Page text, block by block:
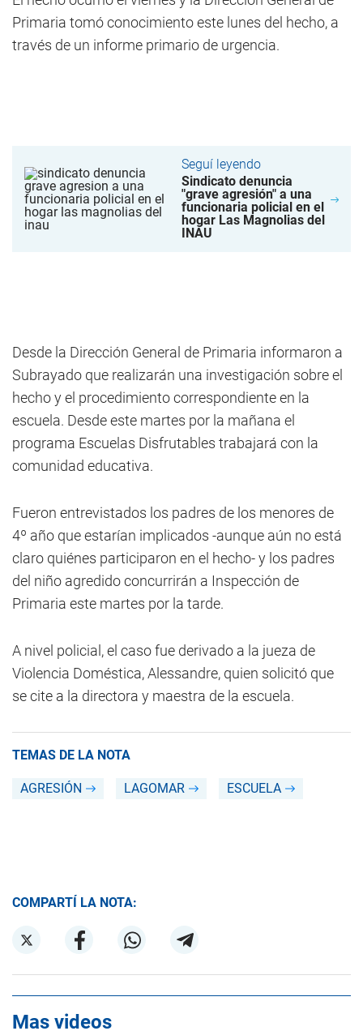
Primaria tomó conocimiento este lunes del hecho, a
través de un informe primario de urgencia.
Seguí leyendo
Sindicato denuncia
"grave agresión" a una
funcionaria policial en el
hogar Las Magnolias del
INAU
Desde la Dirección General de Primaria informaron a
Subrayado que realizarán una investigación sobre el
hecho y el procedimiento correspondiente en la
escuela. Desde este martes por la mañana el
programa Escuelas Disfrutables trabajará con la
comunidad educativa.
Fueron entrevistados los padres de los menores de
4º año que estarían implicados -aunque aún no está
claro quiénes participaron en el hecho- y los padres
del niño agredido concurrirán a Inspección de
Primaria este martes por la tarde.
A nivel policial, el caso fue derivado a la jueza de
Violencia Doméstica, Alessandre, quien solicitó que
se cite a la directora y maestra de la escuela.
TEMAS DE LA NOTA
AGRESIÓN LAGOMAR ESCUELA
COMPARTÍ LA NOTA:
Mas videos